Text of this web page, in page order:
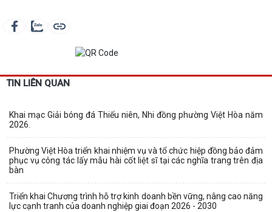
TIN LIÊN QUAN
Khai mạc Giải bóng đá Thiếu niên, Nhi đồng phường Việt Hòa năm
2026.
Phường Việt Hòa triển khai nhiệm vụ và tổ chức hiệp đồng bảo đảm
phục vụ công tác lấy mẫu hài cốt liệt sĩ tại các nghĩa trang trên địa
bàn
Triển khai Chương trình hỗ trợ kinh doanh bền vững, nâng cao năng
lực cạnh tranh của doanh nghiệp giai đoạn 2026 - 2030